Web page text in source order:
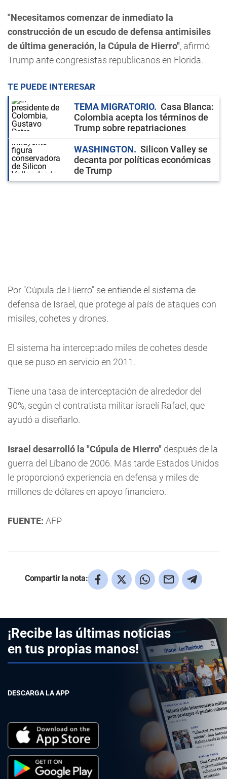
"Necesitamos comenzar de inmediato la
construcción de un escudo de defensa antimisiles
de última generación, la Cúpula de Hierro", afirmó
Trump ante congresistas republicanos en Florida.
TE PUEDE INTERESAR
TEMA MIGRATORIO
Casa Blanca:
Colombia acepta los términos de
Trump sobre repatriaciones
WASHINGTON
Silicon Valley se
decanta por políticas económicas
de Trump
Por "Cúpula de Hierro" se entiende el sistema de
defensa de Israel, que protege al país de ataques con
misiles, cohetes y drones.
El sistema ha interceptado miles de cohetes desde
que se puso en servicio en 2011.
Tiene una tasa de interceptación de alrededor del
90%, según el contratista militar israelí Rafael, que
ayudó a diseñarlo.
Israel desarrolló la "Cúpula de Hierro" después de la
guerra del Líbano de 2006. Más tarde Estados Unidos
le proporcionó experiencia en defensa y miles de
millones de dólares en apoyo financiero.
FUENTE: AFP
Compartir la nota:
¡Recibe las últimas noticias
en tus propias manos!
DESCARGA LA APP